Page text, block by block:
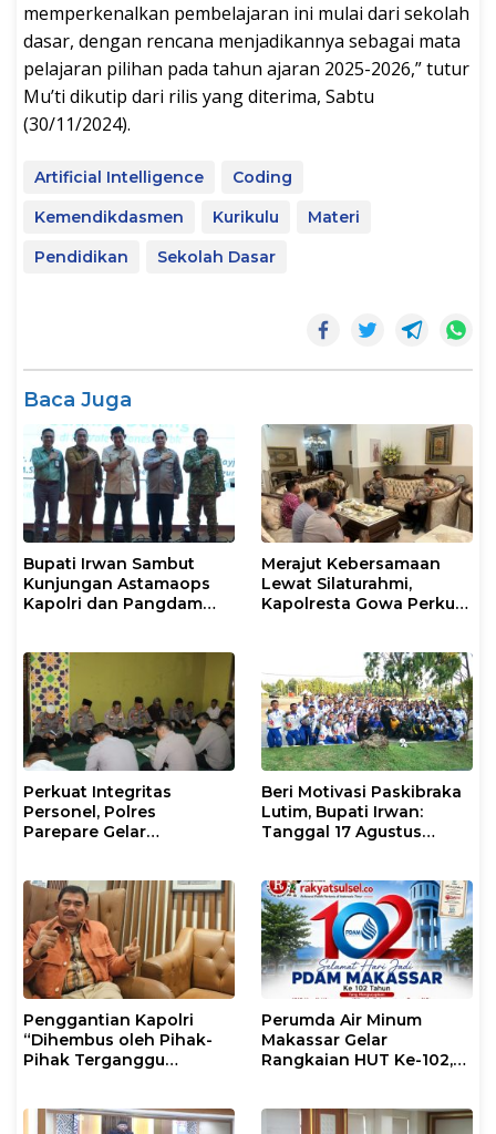
memperkenalkan pembelajaran ini mulai dari sekolah
dasar, dengan rencana menjadikannya sebagai mata
pelajaran pilihan pada tahun ajaran 2025-2026,” tutur
Mu’ti dikutip dari rilis yang diterima, Sabtu
(30/11/2024).
Artificial Intelligence
Coding
Kemendikdasmen
Kurikulu
Materi
Pendidikan
Sekolah Dasar
Baca Juga
Bupati Irwan Sambut
Kunjungan Astamaops
Kapolri dan Pangdam
Merajut Kebersamaan
Lewat Silaturahmi,
Kapolresta Gowa Perkuat
Perkuat Integritas
Personel, Polres
Parepare Gelar
Beri Motivasi Paskibraka
Lutim, Bupati Irwan:
Tanggal 17 Agustus
Penggantian Kapolri
“Dihembus oleh Pihak-
Pihak Terganggu
Perumda Air Minum
Makassar Gelar
Rangkaian HUT Ke-102,